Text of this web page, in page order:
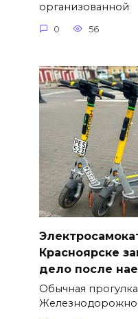
организованной
0 56
Красноярске
дело после
Обычная